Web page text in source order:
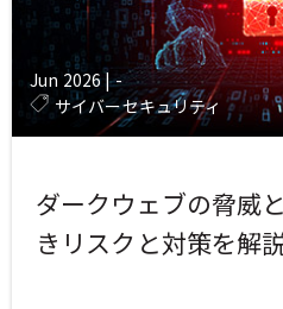
Jun 2026|-
サイバーセキュリティ
ダークウェブの脅威
きリスクと対策を解